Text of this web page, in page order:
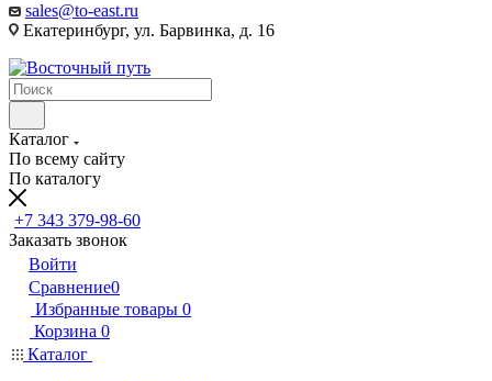
sales@to-east.ru
Екатеринбург, ул. Барвинка, д. 16
Каталог
По всему сайту
По каталогу
+7 343 379-98-60
Заказать звонок
Войти
Сравнение0
Избранные товары 0
Корзина 0
Каталог